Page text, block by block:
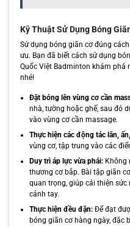
Kỹ Thuật Sử Dụng Bóng
Sử dụng bóng giãn cơ đúng
ưu. Bạn đã biết cách sử dụng
Quốc Việt Badminton khám phá
nhé!
Đặt bóng lên vùng cơ cần
nhà, tường hoặc ghế, sau đó
vào vùng cơ cần massage.
Thực hiện các động tác lăn,
vùng cơ, tập trung vào các
Duy trì áp lực vừa phải:Không
thương cơ bắp. Bài tập giãn
quan trọng, giúp cải thiện
cánh tay.
Thực hiện đều đặn:Để đạt
bóng giãn cơ hàng ngày, đặc